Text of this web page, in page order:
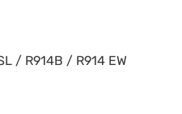
/ R914B / R914 EW